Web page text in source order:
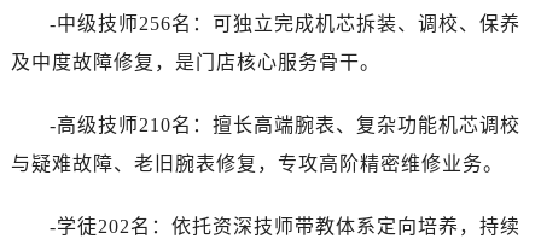
-中级技师256名：可独立完成机芯拆装、调校、保养
及中度故障修复，是门店核心服务骨干。
-高级技师210名：擅长高端腕表、复杂功能机芯调校
与疑难故障、老旧腕表修复，专攻高阶精密维修业务。
-学徒202名：依托资深技师带教体系定向培养，持续